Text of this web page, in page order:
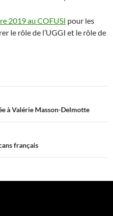
2019 au COFUSI pour les
le rôle de l’UGGI et le rôle de
à Valérie Masson-Delmotte
français